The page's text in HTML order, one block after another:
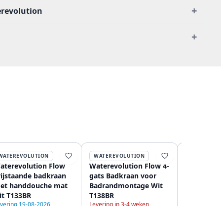
+
+
Flow
badkraan
handdouche mat
T133BR
19-08-2026
WATEREVOLUTION
Waterevolution Flow 4-
gats Badkraan voor
Badrandmontage Wit
T138BR
Levering in 3-4 weken